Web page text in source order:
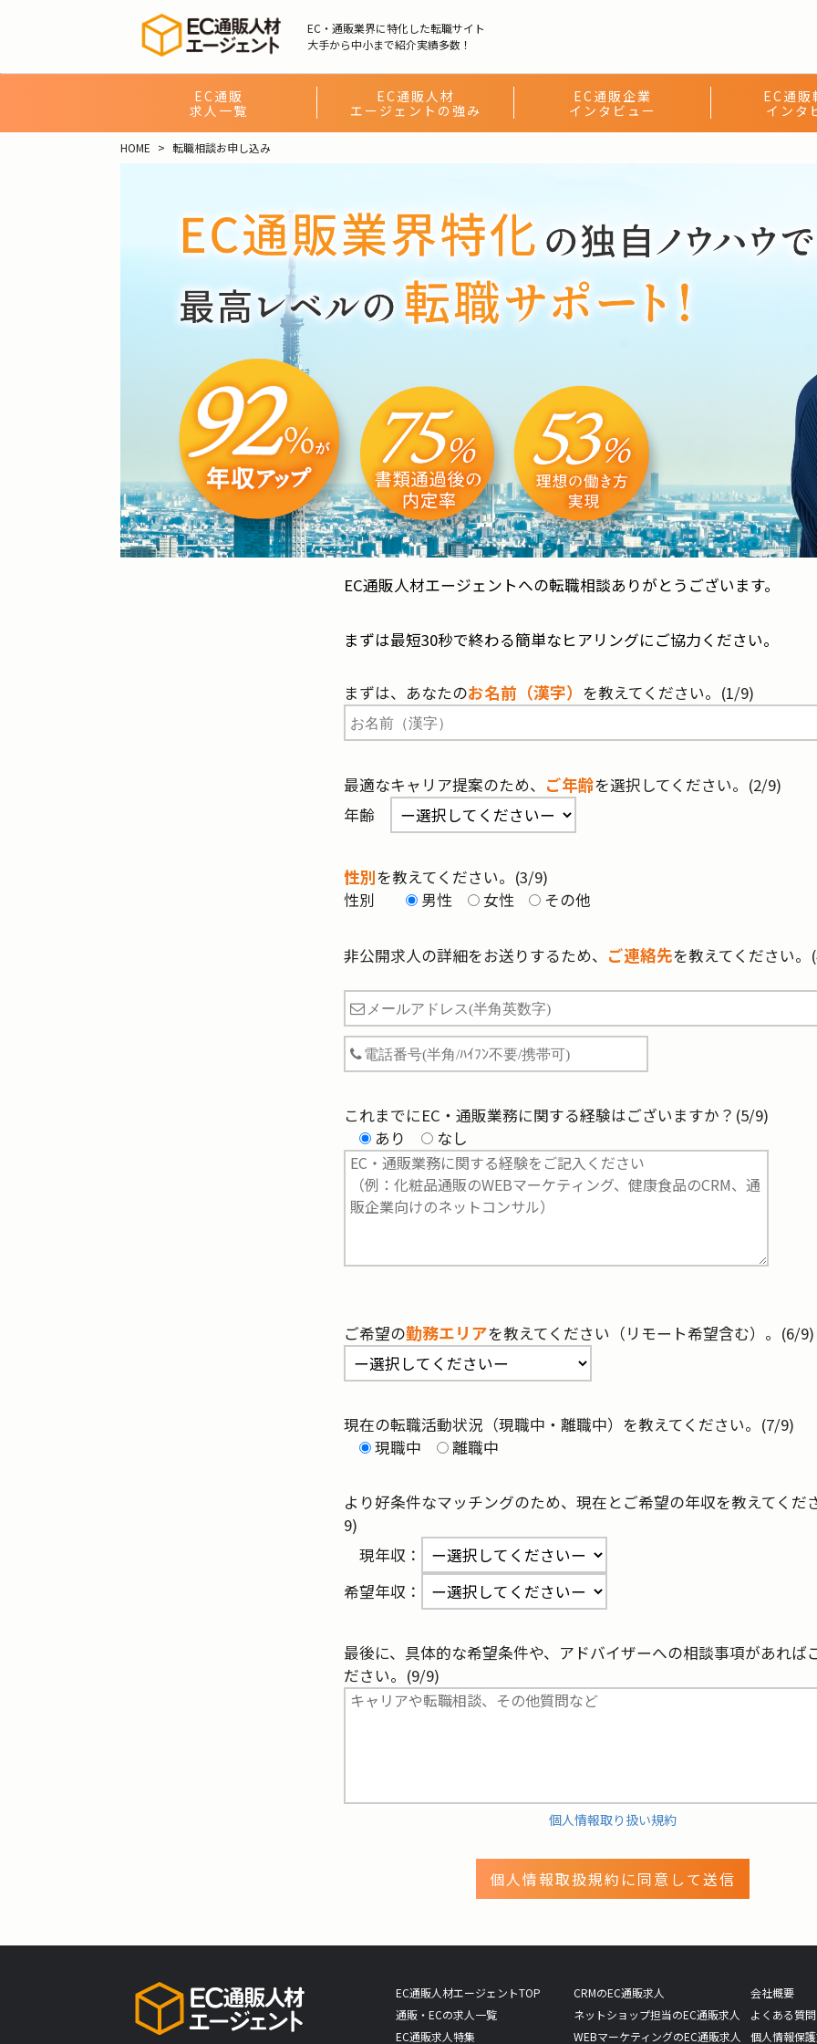
EC・通販業界に特化した転職サイト
大手から中小まで紹介実績多数！
EC通販
求人一覧
EC通販人材
エージェントの強み
EC通販企業
インタビュー
EC通販
インタ
HOME 転職相談お申し込み
EC通販人材エージェントへの転職相談ありがとうございます。
まずは最短30秒で終わる簡単なヒアリングにご協力ください。
まずは、あなたのお名前（漢字） を教えてください。(1/9)
最適なキャリア提案のため、 ご年齢を選択してください。(2/9)
年齢
性別を教えてください。(3/9)
性別
男性 女性 その他
非公開求人の詳細をお送りするため、 ご連絡先を教えてください。
これまでにEC・通販業務に関する経験はございますか？(5/9)
あり
なし
ご希望の勤務エリアを教えてください（リモート希望含む）。(6/9)
現在の転職活動状況（現職中・離職中）を教えてください。(7/9)
現職中
離職中
より好条件なマッチングのため、現在とご希望の年収を教えてくだ
9)
現年収：
希望年収：
最後に、具体的な希望条件や、アドバイザーへの相談事項があれば
ださい。(9/9)
個人情報取り扱い規約
EC通販人材エージェントTOP
通販・ECの求人一覧
EC通販求人特集
CRMのEC通販求人
ネットショップ担当のEC通販求人
WEBマーケティングのEC通販求人
会社概要
よくある質問
個人情報保